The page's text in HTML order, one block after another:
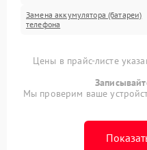
Замена аккумулятора (батареи)
телефона
Цены в прайс-листе
Мы проверим ваше